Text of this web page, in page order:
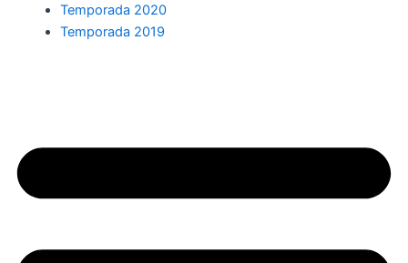
Temporada 2020
Temporada 2019